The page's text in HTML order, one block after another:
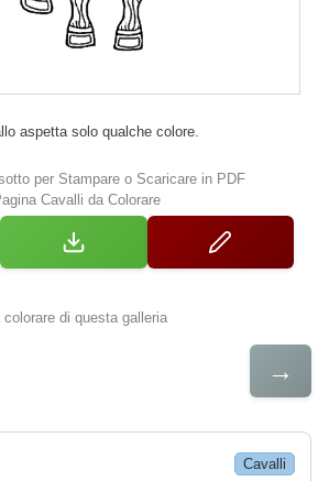
aspetta solo qualche colore.
per Stampare o Scaricare in PDF
Cavalli da Colorare
di questa galleria
→
Cavalli